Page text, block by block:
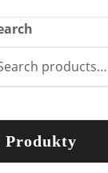
Produkty